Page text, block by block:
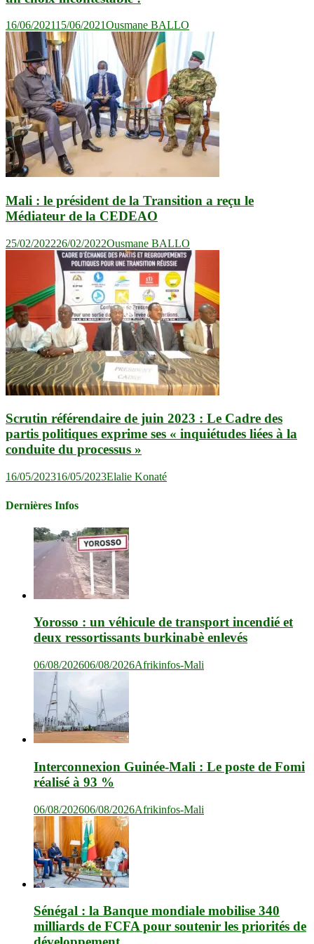
16/06/202115/06/2021Ousmane BALLO
Mali : le président de la Transition a reçu le
Médiateur de la CEDEAO
25/02/202226/02/2022Ousmane BALLO
Scrutin référendaire de juin 2023 : Le Cadre des
partis politiques exprime ses « inquiétudes liées à la
conduite du processus »
16/05/202316/05/2023Elalie Konaté
Dernières Infos
Yorosso : un véhicule de transport incendié et
deux ressortissants burkinabè enlevés
06/08/202606/08/2026Afrikinfos-Mali
Interconnexion Guinée-Mali : Le poste de Fomi
réalisé à 93 %
06/08/202606/08/2026Afrikinfos-Mali
Sénégal : la Banque mondiale mobilise 340
milliards de FCFA pour soutenir les priorités de